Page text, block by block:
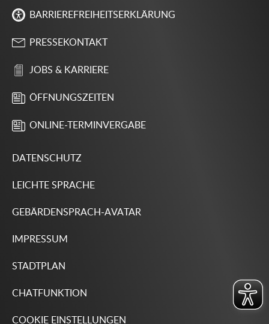
BARRIEREFREIHEITSERKLÄRUNG
PRESSEKONTAKT
JOBS & KARRIERE
ÖFFNUNGSZEITEN
ONLINE-TERMINVERGABE
DATENSCHUTZ
LEICHTE SPRACHE
GEBÄRDENSPRACH-AVATAR
IMPRESSUM
STADTPLAN
CHATFUNKTION
COOKIE EINSTELLUNGEN